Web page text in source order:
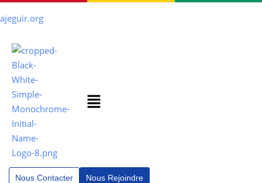
ajeguir.org
Nous Contacter Nous Rejoindre